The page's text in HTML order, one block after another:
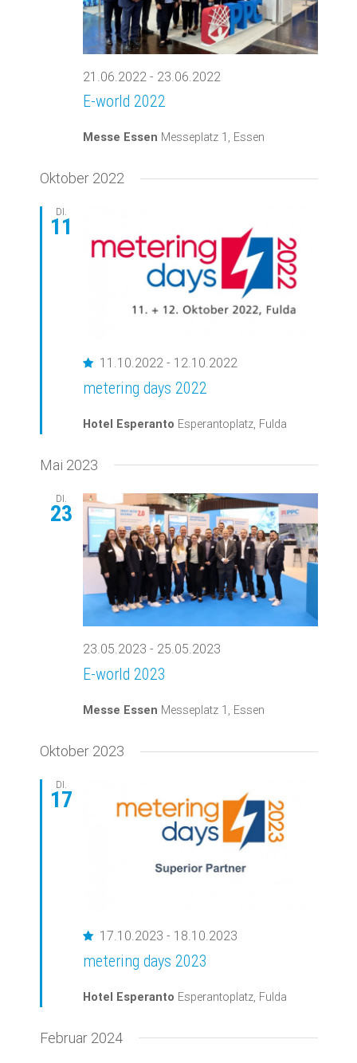
21.06.2022 - 23.06.2022
E-world 2022
Messe Essen Messeplatz 1, Essen
Oktober 2022
DI.
11
Empfohlen
11.10.2022- 12.10.2022
metering days 2022
Hotel Esperanto Esperantoplatz, Fulda
Mai 2023
DI.
23
23.05.2023 - 25.05.2023
E-world 2023
Messe Essen Messeplatz 1, Essen
Oktober 2023
DI.
17
Empfohlen
17.10.2023 - 18.10.2023
metering days 2023
Hotel Esperanto Esperantoplatz, Fulda
Februar 2024